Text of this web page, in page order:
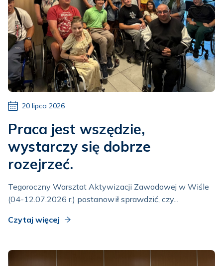
20 lipca 2026
Praca jest wszędzie,
wystarczy się dobrze
rozejrzeć.
Tegoroczny Warsztat Aktywizacji Zawodowej w Wiśle
(04-12.07.2026 r.) postanowił sprawdzić, czy...
Czytaj więcej